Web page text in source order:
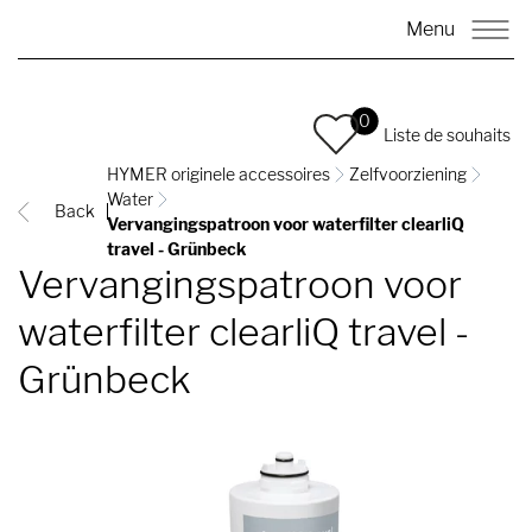
Menu
0
Liste de souhaits
Back
HYMER originele accessoires
Zelfvoorziening
Water
Vervangingspatroon voor waterfilter clearliQ
travel - Grünbeck
Vervangingspatroon voor
waterfilter clearliQ travel -
Grünbeck